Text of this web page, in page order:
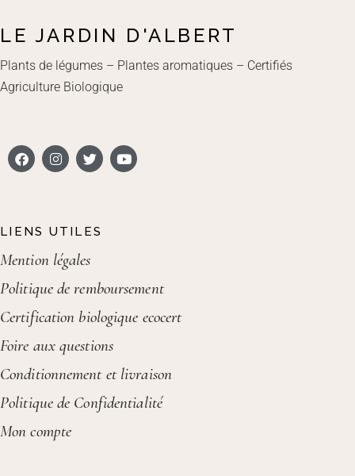
LE JARDIN D'ALBERT
Plants de légumes – Plantes aromatiques – Certifiés
Agriculture Biologique
LIENS UTILES
Mention légales
Politique de remboursement
Certification biologique ecocert
Foire aux questions
Conditionnement et livraison
Politique de Confidentialité
Mon compte